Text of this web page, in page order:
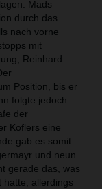
Mads
durch das
nach vorne
mit
Reinhard
Position, bis er
folgte jedoch
der
Koflers eine
gab es somit
und neun
gerade das, was
hatte, allerdings